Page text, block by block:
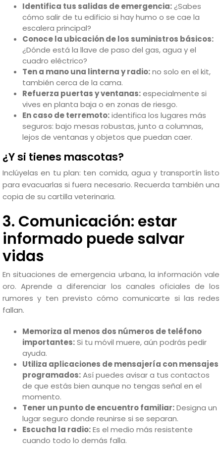
Identifica tus salidas de emergencia:¿Sabes
cómo salir de tu edificio si hay humo o se cae la
escalera principal?
Conoce la ubicación de los suministros básicos:
¿Dónde está la llave de paso del gas, agua y el
cuadro eléctrico?
Ten a mano una linterna y radio:no solo en el kit,
también cerca de la cama.
Refuerza puertas y ventanas:especialmente si
vives en planta baja o en zonas de riesgo.
En caso de terremoto:identifica los lugares más
seguros: bajo mesas robustas, junto a columnas,
lejos de ventanas y objetos que puedan caer.
¿Y si tienes mascotas?
Inclúyelas en tu plan: ten comida, agua y transportín listo
para evacuarlas si fuera necesario. Recuerda también una
copia de su cartilla veterinaria.
3. Comunicación: estar
informado puede salvar
vidas
En situaciones de emergencia urbana, la información vale
oro. Aprende a diferenciar los canales oficiales de los
rumores y ten previsto cómo comunicarte si las redes
fallan.
Memoriza al menos dos números de teléfono
importantes:Si tu móvil muere, aún podrás pedir
ayuda.
Utiliza aplicaciones de mensajería con mensajes
programados:Así puedes avisar a tus contactos
de que estás bien aunque no tengas señal en el
momento.
Tener un punto de encuentro familiar:Designa un
lugar seguro donde reunirse si se separan.
Escucha la radio:Es el medio más resistente
cuando todo lo demás falla.